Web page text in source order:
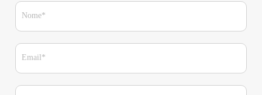
Nome*
Email*